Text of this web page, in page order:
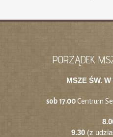
PORZĄDEK
MSZE ŚW.
sob 17.00Centrum
9.30(z